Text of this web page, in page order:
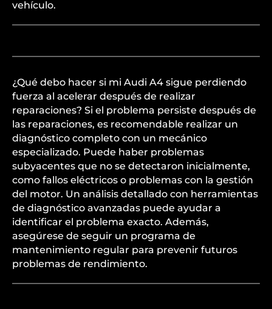
vehículo.
¿Qué debo hacer si mi Audi A4 sigue perdiendo
fuerza al acelerar después de realizar
reparaciones? Si el problema persiste después de
las reparaciones, es recomendable realizar un
diagnóstico completo con un mecánico
especializado. Puede haber problemas
subyacentes que no se detectaron inicialmente,
como fallos eléctricos o problemas con la gestión
del motor. Un análisis detallado con herramientas
de diagnóstico avanzadas puede ayudar a
identificar el problema exacto. Además,
asegúrese de seguir un programa de
mantenimiento regular para prevenir futuros
problemas de rendimiento.